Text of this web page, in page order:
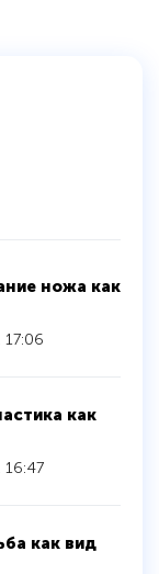
ножа как
17:06
как
16:47
как вид